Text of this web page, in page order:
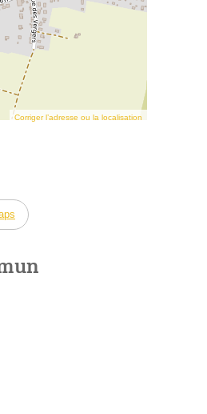
Corriger l’adresse ou la localisation